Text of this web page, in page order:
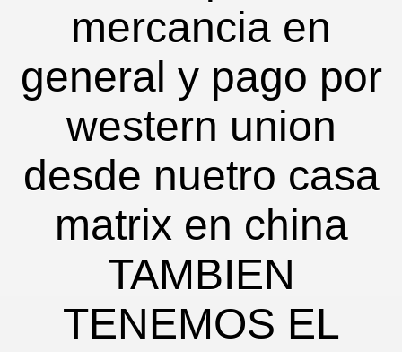
mercancia en
general y pago por
western union
desde nuetro casa
matrix en china
TAMBIEN
TENEMOS EL